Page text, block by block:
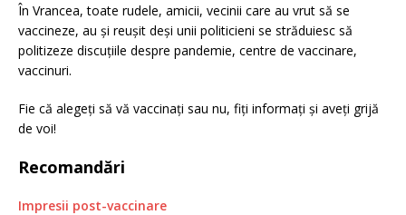
În Vrancea, toate rudele, amicii, vecinii care au vrut să se
vaccineze, au și reușit deși unii politicieni se străduiesc să
politizeze discuțiile despre pandemie, centre de vaccinare,
vaccinuri.
Fie că alegeți să vă vaccinați sau nu, fiți informați și aveți grijă
de voi!
Recomandări
Impresii post-vaccinare